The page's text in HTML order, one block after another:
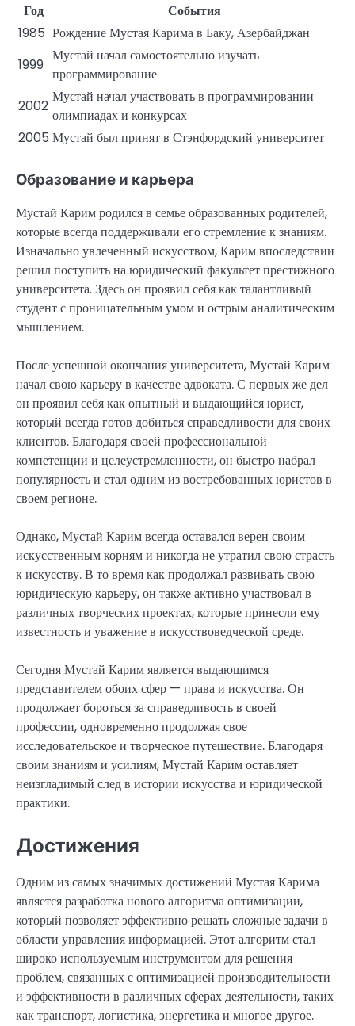
Год
События
1985 Рождение Мустая Карима в Баку, Азербайджан
1999
Мустай начал самостоятельно изучать
программирование
2002
Мустай начал участвовать в программировании
олимпиадах и конкурсах
2005 Мустай был принят в Стэнфордский университет
Образование и карьера
Мустай Карим родился в семье образованных родителей,
которые всегда поддерживали его стремление к знаниям.
Изначально увлеченный искусством, Карим впоследствии
решил поступить на юридический факультет престижного
университета. Здесь он проявил себя как талантливый
студент с проницательным умом и острым аналитическим
мышлением.
После успешной окончания университета, Мустай Карим
начал свою карьеру в качестве адвоката. С первых же дел
он проявил себя как опытный и выдающийся юрист,
который всегда готов добиться справедливости для своих
клиентов. Благодаря своей профессиональной
компетенции и целеустремленности, он быстро набрал
популярность и стал одним из востребованных юристов в
своем регионе.
Однако, Мустай Карим всегда оставался верен своим
искусственным корням и никогда не утратил свою страсть
к искусству. В то время как продолжал развивать свою
юридическую карьеру, он также активно участвовал в
различных творческих проектах, которые принесли ему
известность и уважение в искусствоведческой среде.
Сегодня Мустай Карим является выдающимся
представителем обоих сфер — права и искусства. Он
продолжает бороться за справедливость в своей
профессии, одновременно продолжая свое
исследовательское и творческое путешествие. Благодаря
своим знаниям и усилиям, Мустай Карим оставляет
неизгладимый след в истории искусства и юридической
практики.
Достижения
Одним из самых значимых достижений Мустая Карима
является разработка нового алгоритма оптимизации,
который позволяет эффективно решать сложные задачи в
области управления информацией. Этот алгоритм стал
широко используемым инструментом для решения
проблем, связанных с оптимизацией производительности
и эффективности в различных сферах деятельности, таких
как транспорт, логистика, энергетика и многое другое.